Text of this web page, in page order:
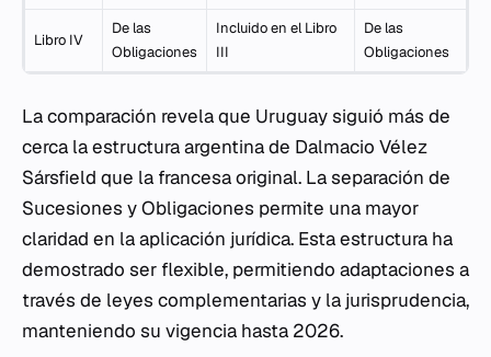
Libro IV
De las
Obligaciones
Incluido en el Libro
III
De las
Obligaciones
La comparación revela que Uruguay siguió más de
cerca la estructura argentina de Dalmacio Vélez
Sársfield que la francesa original. La separación de
Sucesiones y Obligaciones permite una mayor
claridad en la aplicación jurídica. Esta estructura ha
demostrado ser flexible, permitiendo adaptaciones a
través de leyes complementarias y la jurisprudencia,
manteniendo su vigencia hasta 2026.